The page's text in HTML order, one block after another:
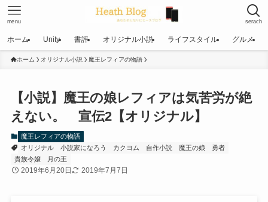
serach
menu
ホーム Unity 書評 オリジナル小説 ライフスタイル グルメ
ホーム オリジナル小説 魔王レフィアの物語
【小説】魔王の娘レフィアは気苦労が絶
えない。 宣伝2【オリジナル】
魔王レフィアの物語
オリジナル
小説家になろう カクヨム 自作小説 魔王の娘
勇者
貴族令嬢
月の王
2019年6月20日 2019年7月7日